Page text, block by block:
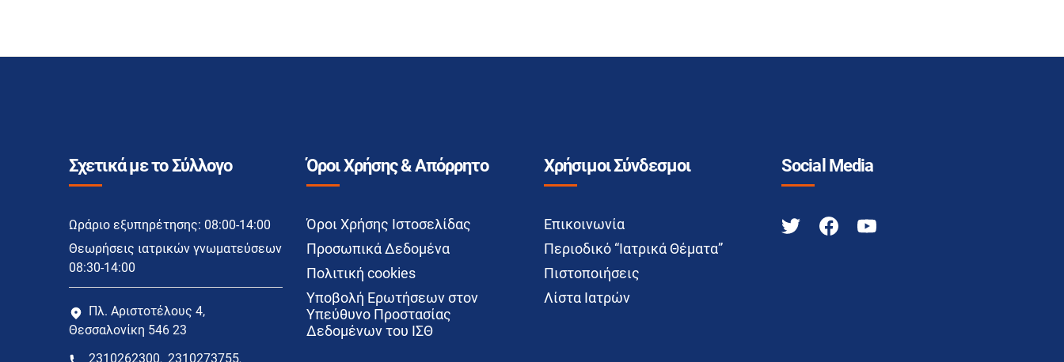
Σχετικά με το Σύλλογο
Ωράριο εξυπηρέτησης: 08:00-14:00
Θεωρήσεις ιατρικών γνωματεύσεων
08:30-14:00
Πλ. Αριστοτέλους 4,
Θεσσαλονίκη 546 23
2310262300, 2310273755,
Όροι Χρήσης & Απόρρητο
Όροι Χρήσης Ιστοσελίδας
Προσωπικά Δεδομένα
Πολιτική cookies
Υποβολή Ερωτήσεων στον
Υπεύθυνο Προστασίας
Δεδομένων του ΙΣΘ
Χρήσιμοι Σύνδεσμοι
Επικοινωνία
Περιοδικό “Ιατρικά Θέματα”
Πιστοποιήσεις
Λίστα Ιατρών
Social Media